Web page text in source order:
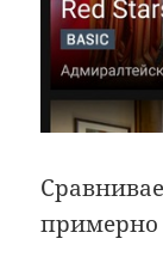
примерно